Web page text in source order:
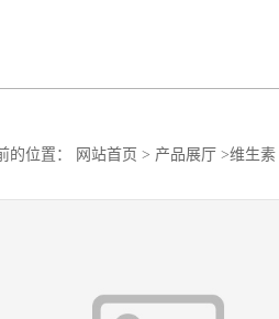
的位置： 网站首页 > 产品展厅 >维生素